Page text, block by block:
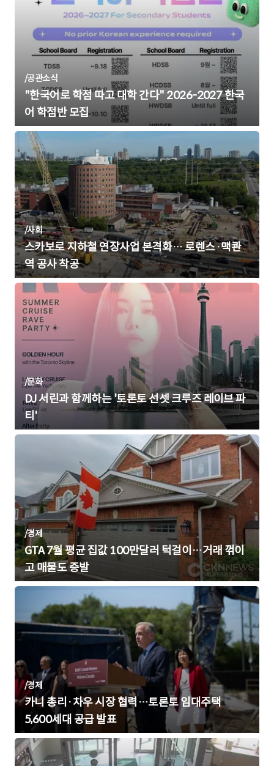
/공관소식
"한국어로 학점 따고 대학 간다" 2026-2027 한국
어 학점반 모집
/사회
스카보로 지하철 연장사업 본격화… 로렌스·맥콴
역 공사 착공
/문화
DJ 서린과 함께하는 '토론토 선셋 크루즈 레이브 파
티'
/경제
GTA 7월 평균 집값 100만달러 턱걸이…거래 꺾이
고 매물도 증발
/경제
카니 총리·차우 시장 협력…토론토 임대주택
5,600세대 공급 발표